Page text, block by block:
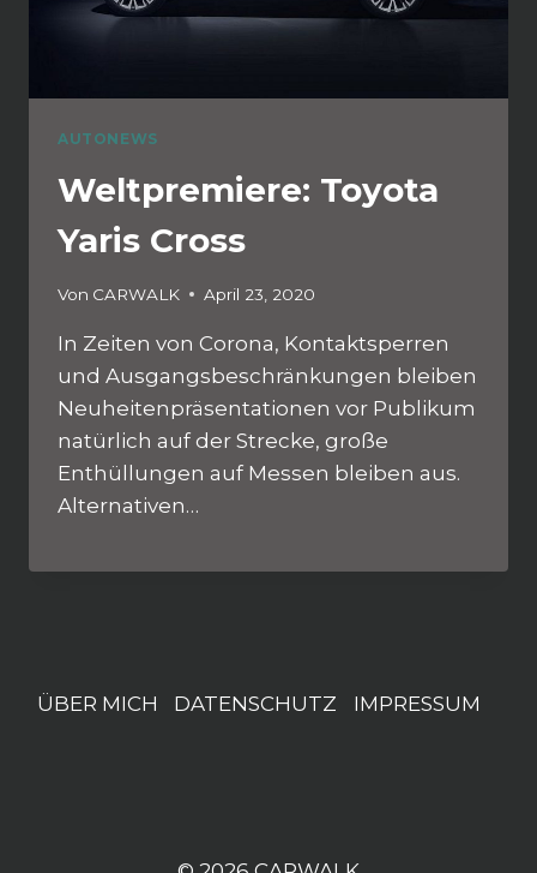
AUTONEWS
Weltpremiere: Toyota
Yaris Cross
Von CARWALK April 23, 2020
In Zeiten von Corona, Kontaktsperren
und Ausgangsbeschränkungen bleiben
Neuheitenpräsentationen vor Publikum
natürlich auf der Strecke, große
Enthüllungen auf Messen bleiben aus.
Alternativen…
ÜBER MICH DATENSCHUTZ IMPRESSUM